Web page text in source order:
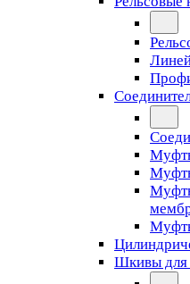
Шкивы для